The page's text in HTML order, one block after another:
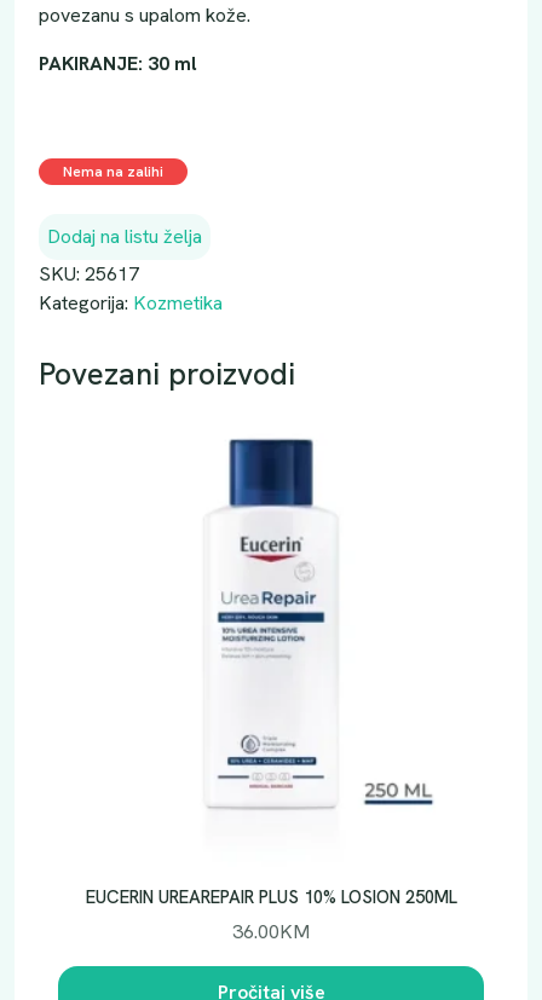
povezanu s upalom kože.
PAKIRANJE: 30 ml
Nema na zalihi
Dodaj na listu želja
SKU: 25617
Kategorija: Kozmetika
Povezani proizvodi
EUCERIN UREAREPAIR PLUS 10% LOSION 250ML
36.00KM
Pročitaj više